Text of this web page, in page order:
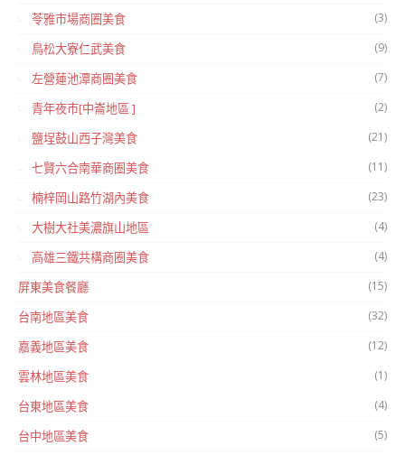
苓雅市場商圈美食 (3)
鳥松大寮仁武美食 (9)
左營蓮池潭商圈美食 (7)
青年夜市[中崙地區 ] (2)
鹽埕鼓山西子灣美食 (21)
七賢六合南華商圈美食 (11)
楠梓岡山路竹湖內美食 (23)
大樹大社美濃旗山地區 (4)
高雄三鐵共構商圈美食 (4)
屏東美食餐廳 (15)
台南地區美食 (32)
嘉義地區美食 (12)
雲林地區美食 (1)
台東地區美食 (4)
台中地區美食 (5)